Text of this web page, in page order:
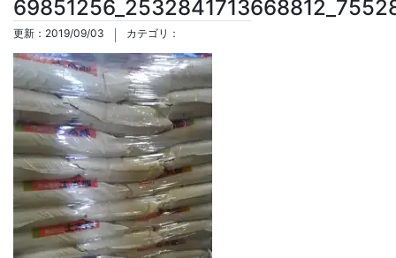
更新：2019/09/03 カテゴリ：